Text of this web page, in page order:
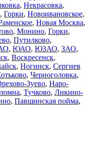
, Некрасовка,
, Горки, Новоивановское,
, Новая Москва,
, Монино, Горки,
, Путилково,
, ЮАО, ЮЗАО, ЗАО,
, Воскресенск,
, Ногинск, Сергиев
, Черноголовка,
Зуево, Наро-
, Тучково, Ликино-
, Павшинская пойма,